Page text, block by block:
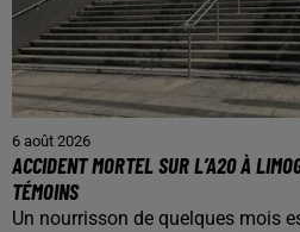
6 août 2026
ACCIDENT MORTEL SUR L’A20 À
TÉMOINS
Un nourrisson de quelques mois